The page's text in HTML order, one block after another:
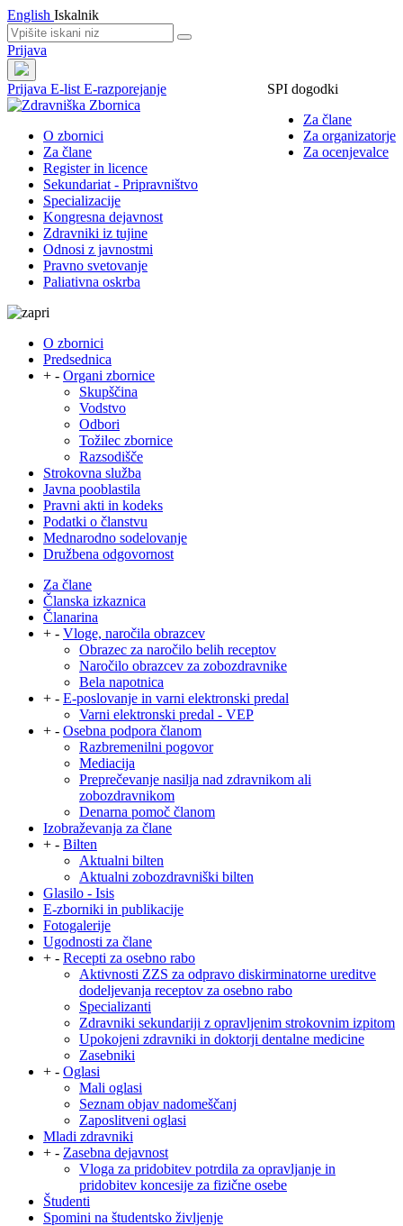
English Iskalnik
Prijava
Prijava
SPI dogodki
Za člane
Za organizatorje
Za ocenjevalce
E-list E-razporejanje
O zbornici
Za člane
Register in licence
Sekundariat - Pripravništvo
Specializacije
Kongresna dejavnost
Zdravniki iz tujine
Odnosi z javnostmi
Pravno svetovanje
Paliativna oskrba
O zbornici
Predsednica
+ - Organi zbornice
Skupščina
Vodstvo
Odbori
Tožilec zbornice
Razsodišče
Strokovna služba
Javna pooblastila
Pravni akti in kodeks
Podatki o članstvu
Mednarodno sodelovanje
Družbena odgovornost
Za člane
Članska izkaznica
Članarina
+ - Vloge, naročila obrazcev
Obrazec za naročilo belih receptov
Naročilo obrazcev za zobozdravnike
Bela napotnica
+ - E-poslovanje in varni elektronski predal
Varni elektronski predal - VEP
+ - Osebna podpora članom
Razbremenilni pogovor
Mediacija
Preprečevanje nasilja nad zdravnikom ali
zobozdravnikom
Denarna pomoč članom
Izobraževanja za člane
+ - Bilten
Aktualni bilten
Aktualni zobozdravniški bilten
Glasilo - Isis
E-zborniki in publikacije
Fotogalerije
Ugodnosti za člane
+ - Recepti za osebno rabo
Aktivnosti ZZS za odpravo diskirminatorne ureditve
dodeljevanja receptov za osebno rabo
Specializanti
Zdravniki sekundariji z opravljenim strokovnim izpitom
Upokojeni zdravniki in doktorji dentalne medicine
Zasebniki
+ - Oglasi
Mali oglasi
Seznam objav nadomeščanj
Zaposlitveni oglasi
Mladi zdravniki
+ - Zasebna dejavnost
Vloga za pridobitev potrdila za opravljanje in
pridobitev koncesije za fizične osebe
Študenti
Spomini na študentsko življenje